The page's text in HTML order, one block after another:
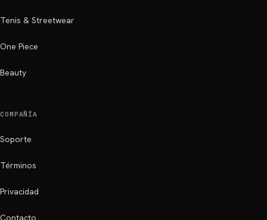
Tenis & Streetwear
One Piece
Beauty
COMPAÑÍA
Soporte
Términos
Privacidad
Contacto